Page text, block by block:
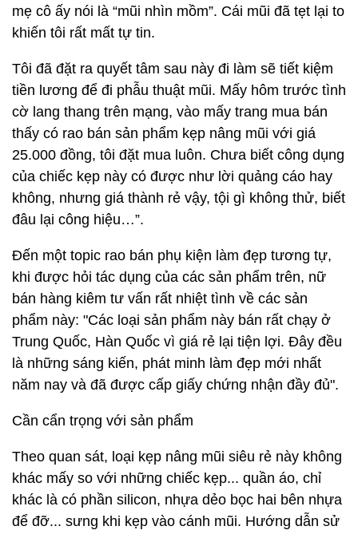
mẹ cô ấy nói là “mũi nhìn mồm”. Cái mũi đã tẹt lại to
khiến tôi rất mất tự tin.
Tôi đã đặt ra quyết tâm sau này đi làm sẽ tiết kiệm
tiền lương để đi phẫu thuật mũi. Mấy hôm trước tình
cờ lang thang trên mạng, vào mấy trang mua bán
thấy có rao bán sản phẩm kẹp nâng mũi với giá
25.000 đồng, tôi đặt mua luôn. Chưa biết công dụng
của chiếc kẹp này có được như lời quảng cáo hay
không, nhưng giá thành rẻ vậy, tội gì không thử, biết
đâu lại công hiệu…”.
Đến một topic rao bán phụ kiện làm đẹp tương tự,
khi được hỏi tác dụng của các sản phẩm trên, nữ
bán hàng kiêm tư vấn rất nhiệt tình về các sản
phẩm này: "Các loại sản phẩm này bán rất chạy ở
Trung Quốc, Hàn Quốc vì giá rẻ lại tiện lợi. Đây đều
là những sáng kiến, phát minh làm đẹp mới nhất
năm nay và đã được cấp giấy chứng nhận đầy đủ".
Cần cẩn trọng với sản phẩm
Theo quan sát, loại kẹp nâng mũi siêu rẻ này không
khác mấy so với những chiếc kẹp... quần áo, chỉ
khác là có phần silicon, nhựa dẻo bọc hai bên nhựa
để đỡ... sưng khi kẹp vào cánh mũi. Hướng dẫn sử